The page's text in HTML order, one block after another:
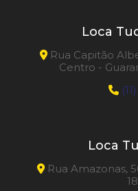
Loca
Rua Capitão
Centro -
Loca
Rua Amazonas,